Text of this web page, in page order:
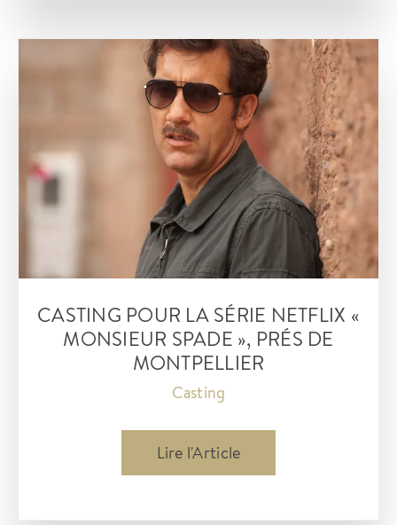
la
série
de
TF1
« Ici
Tout
Commence »
CASTING POUR LA SÉRIE NETFLIX «
MONSIEUR SPADE », PRÉS DE
MONTPELLIER
Casting
Casting
pour
Lire l'Article